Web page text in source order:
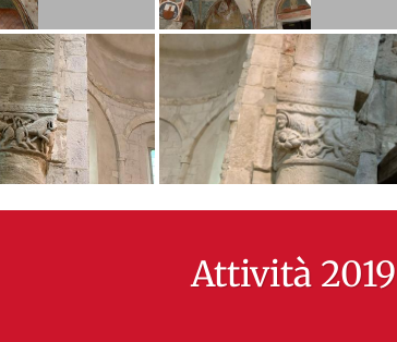
Attività 2019